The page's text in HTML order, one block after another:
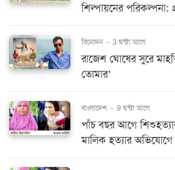
শিল্পায়নের পরিকল্পনা:
বিনোদন - 3 ঘন্টা আগে
রাজেশ ঘোষের সুরে
তোমার’
বাংলাদেশ - 9 ঘন্টা আগে
পাঁচ বছর আগে
মালিক হত্যার অভিযোগে